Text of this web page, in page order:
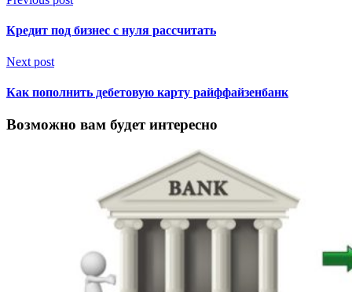
Кредит под бизнес с нуля рассчитать
Next post
Как пополнить дебетовую карту райффайзенбанк
Возможно вам будет интересно